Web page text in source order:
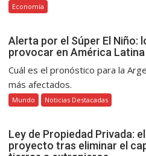
Economía
Alerta por el Súper El Niño:
provocar en América Latina
Cuál es el pronóstico para la
más afectados.
Mundo Noticias Destacadas
Ley de Propiedad Privada:
proyecto tras eliminar el